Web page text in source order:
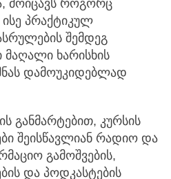
მოიცავს როგორც
პრაქტიკულ
შემდეგ
ხარისხის
დამოუკიდებლად
განმარტებით, კურსის
შეისწავლიან რადიო და
გამოშვების,
და პოდკასტების